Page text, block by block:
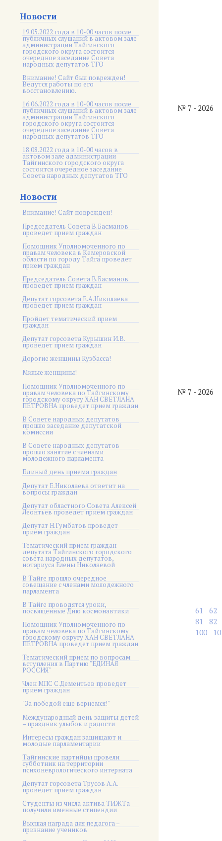
Новости
19.05.2022 года в 10-00 часов после
публичных слушаний в актовом зале
администрации Тайгинского
городского округа состоится
очередное заседание Совета
народных депутатов ТГО
Внимание! Сайт был поврежден!
Ведутся работы по его
восстановлению.
16.06.2022 года в 10-00 часов после
публичных слушаний в актовом зале
администрации Тайгинского
городского округа состоится
очередное заседание Совета
народных депутатов ТГО
18.08.2022 года в 10-00 часов в
актовом зале администрации
Тайгинского городского округа
состоится очередное заседание
Совета народных депутатов ТГО
Новости
Внимание! Сайт поврежден!
Председатель Совета В.Басманов
проведет прием граждан
Помощник Уполномоченного по
правам человека в Кемеровской
области по городу Тайга проведет
прием граждан
Председатель Совета В.Басманов
проведет прием граждан
Депутат горсовета Е.А.Николаева
проведет прием граждан
Пройдет тематический прием
граждан
Депутат горсовета Курышин И.В.
проведет прием граждан
Дорогие женщины Кузбасса!
Милые женщины!
Помощник Уполномоченного по
правам человека по Тайгинскому
городскому округу ХАН СВЕТЛАНА
ПЕТРОВНА проведет прием граждан
В Совете народных депутатов
прошло заседание депутатской
комиссии
В Совете народных депутатов
прошло занятие с членами
молодежного парламента
Единый день приема граждан
Депутат Е.Николаева ответит на
вопросы граждан
Депутат областного Совета Алексей
Леонтьев проведет прием граждан
Депутат Н.Гумбатов проведет
прием граждан
Тематический прием граждан
депутата Тайгинского городского
совета народных депутатов,
нотариуса Елены Николаевой
В Тайге прошло очередное
совещание с членами молодежного
парламента
В Тайге проводятся уроки,
посвященные Дню космонавтики
Помощник Уполномоченного по
правам человека по Тайгинскому
городскому округу ХАН СВЕТЛАНА
ПЕТРОВНА проведет прием граждан
Тематический прием по вопросам
вступления в Партию "ЕДИНАЯ
РОССИЯ"
Член МПС С.Дементьев проведет
прием граждан
"За победой еще вернемся!"
Международный день защиты детей
– праздник улыбок и радости
Интересы граждан защищают и
молодые парламентарии
Тайгинские партийцы провели
субботник на территории
психоневрологического интерната
Депутат горсовета Трусов А.А.
проведет прием граждан
Студенты из числа актива ТИЖТа
получили именные стипендии
Высшая награда для педагога –
признание учеников
№ 7 - 2026
№ 7 - 2026
61
62
81
82
100